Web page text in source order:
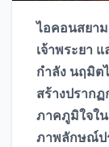
ไอคอนสยา
เจ้าพระยา แ
กำลัง นฤมิต
สร้างปราก
ภาคภูมิใจใ
ภาพลักษณ์ปร